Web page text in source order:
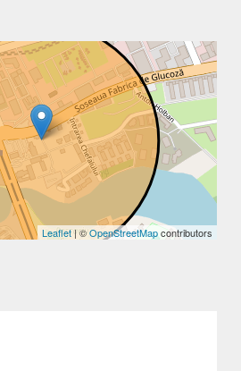
Leaflet| ©OpenStreetMapcontributors